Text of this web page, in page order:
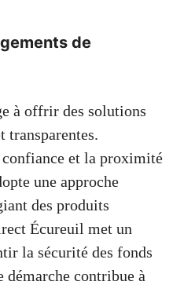
de
à offrir des solutions
transparentes.
et la proximité
une approche
des produits
Écureuil met un
la sécurité des fonds
démarche contribue à